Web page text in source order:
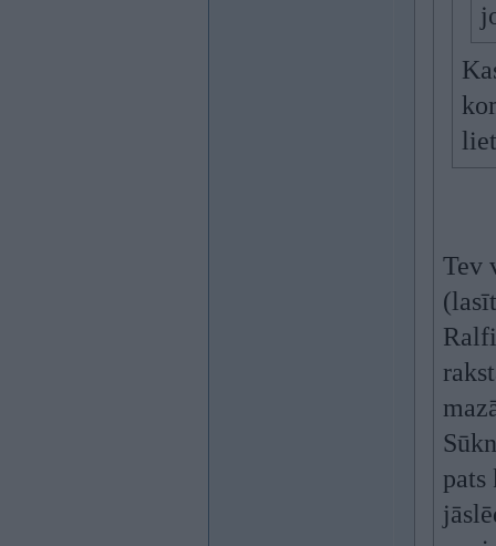
Tev
pats